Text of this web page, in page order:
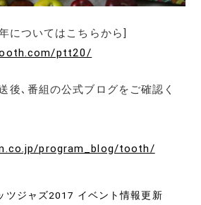
についてはこちらから]
ptt20/
後､番組の公式ブログをご確認く
program_blog/tooth/
ツジャズ2017 イベント情報更新